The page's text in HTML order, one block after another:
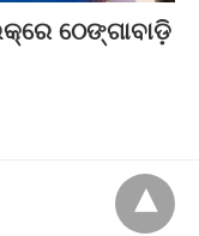
ଠେଙ୍ଗାବାଡ଼ି